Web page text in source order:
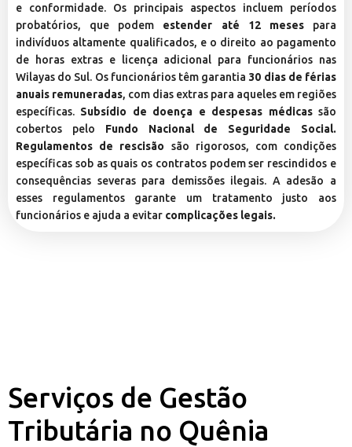
e conformidade. Os principais aspectos incluem períodos
probatórios, que podem estender até 12 mesespara
indivíduos altamente qualificados, e o direito ao pagamento
de horas extras e licença adicional para funcionários nas
Wilayas do Sul. Os funcionários têm garantia 30 dias de férias
anuais remuneradas, com dias extras para aqueles em regiões
específicas. Subsídio de doença e despesas médicassão
cobertos pelo Fundo Nacional de Seguridade Social.
Regulamentos de rescisão são rigorosos, com condições
específicas sob as quais os contratos podem ser rescindidos e
consequências severas para demissões ilegais. A adesão a
esses regulamentos garante um tratamento justo aos
funcionários e ajuda a evitar complicações legais.
Serviços de Gestão
Tributária no Quênia